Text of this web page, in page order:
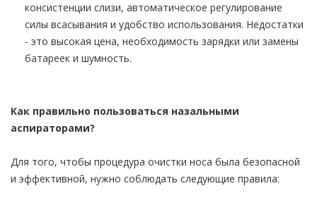
консистенции слизи, автоматическое регулирование
силы всасывания и удобство использования. Недостатки
- это высокая цена, необходимость зарядки или замены
батареек и шумность.
Как правильно пользоваться назальными
аспираторами?
Для того, чтобы процедура очистки носа была безопасной
и эффективной, нужно соблюдать следующие правила: